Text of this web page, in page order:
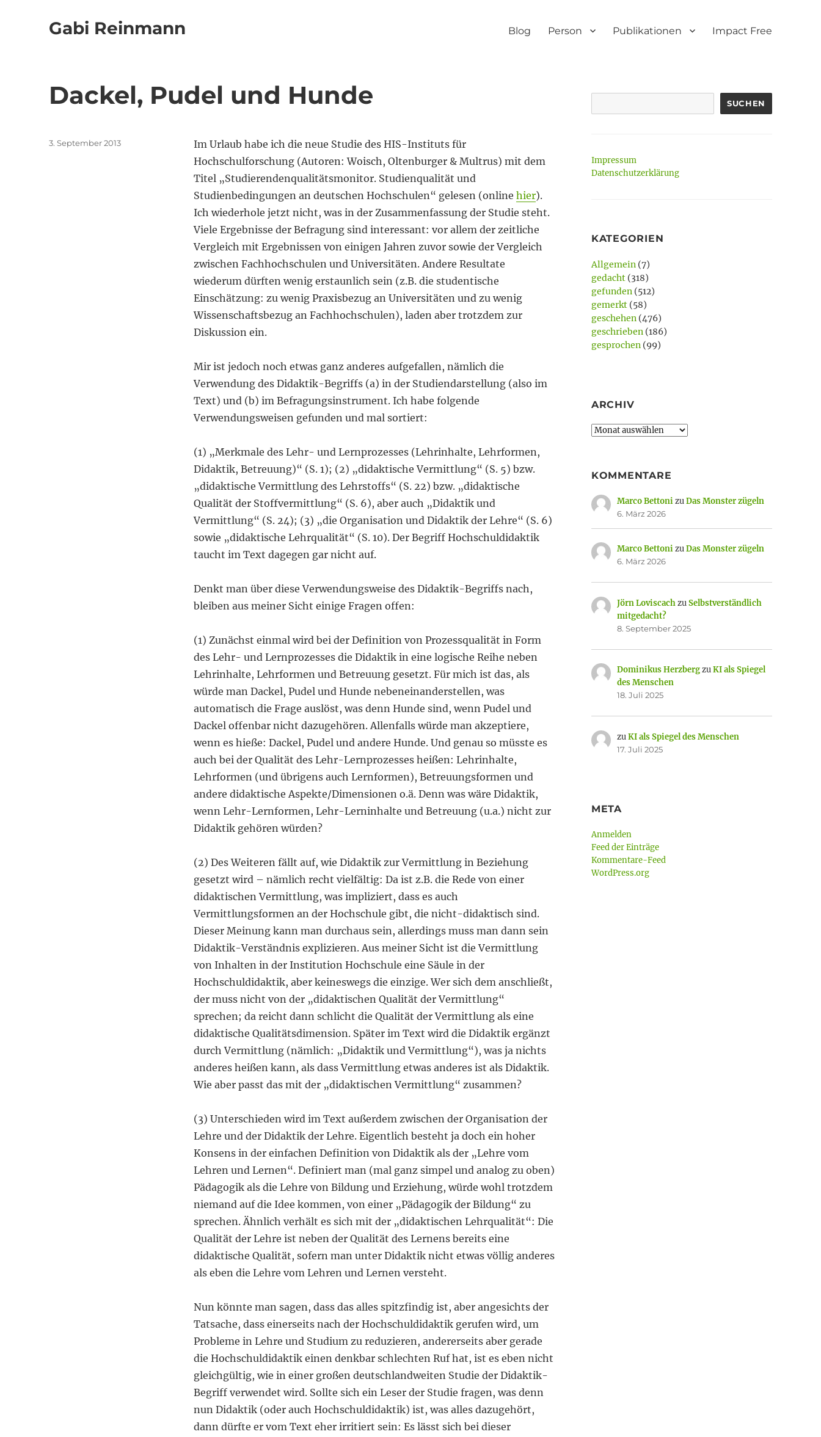
Gabi Reinmann Blog Person Publikationen Impact Free
Dackel, Pudel und Hunde
Im Urlaub habe ich die neue Studie des HIS-Instituts für
Hochschulforschung (Autoren: Woisch, Oltenburger & Multrus) mit dem
Titel „Studierendenqualitätsmonitor. Studienqualität und
Studienbedingungen an deutschen Hochschulen“ gelesen (online hier).
Ich wiederhole jetzt nicht, was in der Zusammenfassung der Studie steht.
Viele Ergebnisse der Befragung sind interessant: vor allem der zeitliche
Vergleich mit Ergebnissen von einigen Jahren zuvor sowie der Vergleich
zwischen Fachhochschulen und Universitäten. Andere Resultate
wiederum dürften wenig erstaunlich sein (z.B. die studentische
Einschätzung: zu wenig Praxisbezug an Universitäten und zu wenig
Wissenschaftsbezug an Fachhochschulen), laden aber trotzdem zur
Diskussion ein.
Mir ist jedoch noch etwas ganz anderes aufgefallen, nämlich die
Verwendung des Didaktik-Begriffs (a) in der Studiendarstellung (also im
Text) und (b) im Befragungsinstrument. Ich habe folgende
Verwendungsweisen gefunden und mal sortiert:
(1) „Merkmale des Lehr- und Lernprozesses (Lehrinhalte, Lehrformen,
Didaktik, Betreuung)“ (S. 1); (2) „didaktische Vermittlung“ (S. 5) bzw.
„didaktische Vermittlung des Lehrstoffs“ (S. 22) bzw. „didaktische
Qualität der Stoffvermittlung“ (S. 6), aber auch „Didaktik und
Vermittlung“ (S. 24); (3) „die Organisation und Didaktik der Lehre“ (S. 6)
sowie „didaktische Lehrqualität“ (S. 10). Der Begriff Hochschuldidaktik
taucht im Text dagegen gar nicht auf.
Denkt man über diese Verwendungsweise des Didaktik-Begriffs nach,
bleiben aus meiner Sicht einige Fragen offen:
(1) Zunächst einmal wird bei der Definition von Prozessqualität in Form
des Lehr- und Lernprozesses die Didaktik in eine logische Reihe neben
Lehrinhalte, Lehrformen und Betreuung gesetzt. Für mich ist das, als
würde man Dackel, Pudel und Hunde nebeneinanderstellen, was
automatisch die Frage auslöst, was denn Hunde sind, wenn Pudel und
Dackel offenbar nicht dazugehören. Allenfalls würde man akzeptiere,
wenn es hieße: Dackel, Pudel und andere Hunde. Und genau so müsste es
auch bei der Qualität des Lehr-Lernprozesses heißen: Lehrinhalte,
Lehrformen (und übrigens auch Lernformen), Betreuungsformen und
andere didaktische Aspekte/Dimensionen o.ä. Denn was wäre Didaktik,
wenn Lehr-Lernformen, Lehr-Lerninhalte und Betreuung (u.a.) nicht zur
Didaktik gehören würden?
(2) Des Weiteren fällt auf, wie Didaktik zur Vermittlung in Beziehung
gesetzt wird – nämlich recht vielfältig: Da ist z.B. die Rede von einer
didaktischen Vermittlung, was impliziert, dass es auch
Vermittlungsformen an der Hochschule gibt, die nicht-didaktisch sind.
Dieser Meinung kann man durchaus sein, allerdings muss man dann sein
Didaktik-Verständnis explizieren. Aus meiner Sicht ist die Vermittlung
von Inhalten in der Institution Hochschule eine Säule in der
Hochschuldidaktik, aber keineswegs die einzige. Wer sich dem anschließt,
der muss nicht von der „didaktischen Qualität der Vermittlung“
sprechen; da reicht dann schlicht die Qualität der Vermittlung als eine
didaktische Qualitätsdimension. Später im Text wird die Didaktik ergänzt
durch Vermittlung (nämlich: „Didaktik und Vermittlung“), was ja nichts
anderes heißen kann, als dass Vermittlung etwas anderes ist als Didaktik.
Wie aber passt das mit der „didaktischen Vermittlung“ zusammen?
(3) Unterschieden wird im Text außerdem zwischen der Organisation der
Lehre und der Didaktik der Lehre. Eigentlich besteht ja doch ein hoher
Konsens in der einfachen Definition von Didaktik als der „Lehre vom
Lehren und Lernen“. Definiert man (mal ganz simpel und analog zu oben)
Pädagogik als die Lehre von Bildung und Erziehung, würde wohl trotzdem
niemand auf die Idee kommen, von einer „Pädagogik der Bildung“ zu
sprechen. Ähnlich verhält es sich mit der „didaktischen Lehrqualität“: Die
Qualität der Lehre ist neben der Qualität des Lernens bereits eine
didaktische Qualität, sofern man unter Didaktik nicht etwas völlig anderes
als eben die Lehre vom Lehren und Lernen versteht.
Nun könnte man sagen, dass das alles spitzfindig ist, aber angesichts der
Tatsache, dass einerseits nach der Hochschuldidaktik gerufen wird, um
Probleme in Lehre und Studium zu reduzieren, andererseits aber gerade
die Hochschuldidaktik einen denkbar schlechten Ruf hat, ist es eben nicht
gleichgültig, wie in einer großen deutschlandweiten Studie der Didaktik-
Begriff verwendet wird. Sollte sich ein Leser der Studie fragen, was denn
nun Didaktik (oder auch Hochschuldidaktik) ist, was alles dazugehört,
dann dürfte er vom Text eher irritiert sein: Es lässt sich bei dieser
Veröffentlicht
3. September 2013
SUCHEN
Impressum
Datenschutzerklärung
KATEGORIEN
Allgemein(7)
gedacht(318)
gefunden(512)
gemerkt(58)
geschehen(476)
geschrieben(186)
gesprochen(99)
ARCHIV
Archiv
KOMMENTARE
Marco BettonizuDas Monster zügeln
6. März 2026
Marco BettonizuDas Monster zügeln
6. März 2026
Jörn LoviscachzuSelbstverständlich
mitgedacht?
8. September 2025
Dominikus HerzbergzuKI als Spiegel
des Menschen
18. Juli 2025
zuKI als Spiegel des Menschen
17. Juli 2025
META
Anmelden
Feed der Einträge
Kommentare-Feed
WordPress.org